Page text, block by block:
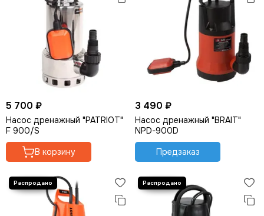
5 700 ₽
Насос дренажный "PATRIOT"
F 900/S
В корзину
3 490 ₽
Насос дренажный "BRAIT"
NPD-900D
Предзаказ